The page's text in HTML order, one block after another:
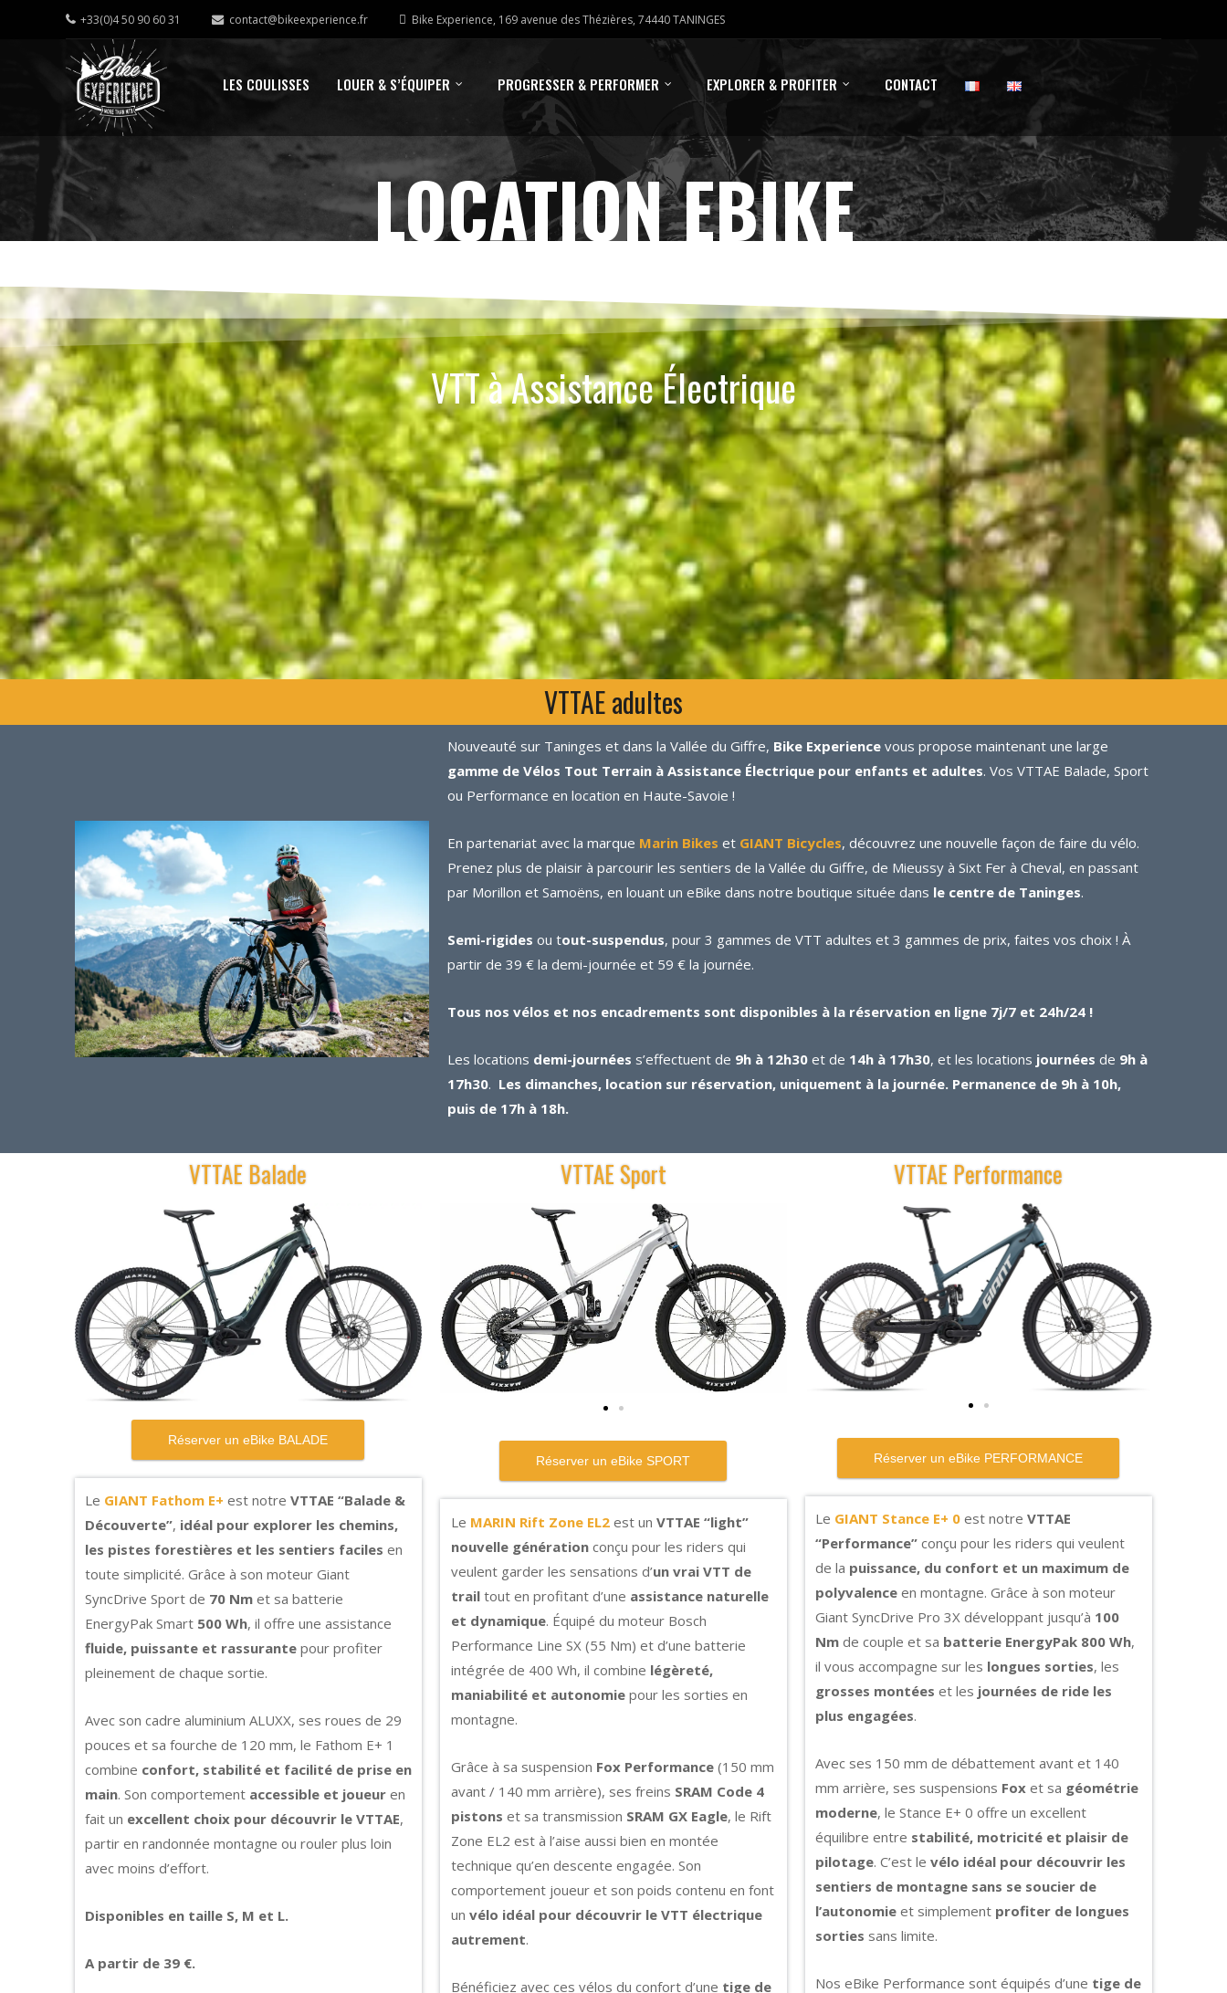
+33(0)4 50 90 60 31 contact@bikeexperience.fr Bike Experience, 169 avenue des Thézières, 74440 TANINGES
LES COULISSES LOUER & S’ÉQUIPER PROGRESSER & PERFORMER EXPLORER & PROFITER CONTACT
LOCATION EBIKE
VTT à Assistance Électrique
VTTAE adultes
Nouveauté sur Taninges et dans la Vallée du Giffre, Bike Experience vous propose maintenant une large
gamme de Vélos Tout Terrain à Assistance Électrique pour enfants et adultes. Vos VTTAE Balade, Sport
ou Performance en location en Haute-Savoie !
En partenariat avec la marque Marin Bikes et GIANT Bicycles, découvrez une nouvelle façon de faire du vélo.
Prenez plus de plaisir à parcourir les sentiers de la Vallée du Giffre, de Mieussy à Sixt Fer à Cheval, en passant
par Morillon et Samoëns, en louant un eBike dans notre boutique située dans le centre de Taninges.
Semi-rigides ou tout-suspendus, pour 3 gammes de VTT adultes et 3 gammes de prix, faites vos choix ! À
partir de 39 € la demi-journée et 59 € la journée.
Tous nos vélos et nos encadrements sont disponibles à la réservation en ligne 7j/7 et 24h/24 !
Les locations demi-journées s’effectuent de 9h à 12h30 et de 14h à 17h30, et les locations journées de 9h à
17h30. Les dimanches, location sur réservation, uniquement à la journée. Permanence de 9h à 10h,
puis de 17h à 18h.
VTTAE Balade
Le GIANT Fathom E+ est notre VTTAE “Balade &
Découverte”, idéal pour explorer les chemins,
les pistes forestières et les sentiers faciles en
toute simplicité. Grâce à son moteur Giant
SyncDrive Sport de 70 Nm et sa batterie
EnergyPak Smart 500 Wh, il offre une assistance
fluide, puissante et rassurante pour profiter
pleinement de chaque sortie.
Avec son cadre aluminium ALUXX, ses roues de 29
pouces et sa fourche de 120 mm, le Fathom E+ 1
combine confort, stabilité et facilité de prise en
main. Son comportement accessible et joueur en
fait un excellent choix pour découvrir le VTTAE,
partir en randonnée montagne ou rouler plus loin
avec moins d’effort.
Disponibles en taille S, M et L.
A partir de 39 €.
VTTAE Sport
Le MARIN Rift Zone EL2est un VTTAE “light”
nouvelle générationconçu pour les riders qui
veulent garder les sensations d’un vrai VTT de
trailtout en profitant d’une assistance naturelle
et dynamique. Équipé du moteur Bosch
Performance Line SX (55 Nm) et d’une batterie
intégrée de 400 Wh, il combine légèreté,
maniabilité et autonomiepour les sorties en
montagne.
Grâce à sa suspension Fox Performance(150 mm
avant / 140 mm arrière), ses freins SRAM Code 4
pistons et sa transmission SRAM GX Eagle, le Rift
Zone EL2 est à l’aise aussi bien en montée
technique qu’en descente engagée. Son
comportement joueur et son poids contenu en font
un vélo idéal pour découvrir le VTT électrique
autrement.
Bénéficiez avec ces vélos du confort d’une tige de
VTTAE Performance
Le GIANT Stance E+ 0est notre VTTAE
“Performance”conçu pour les riders qui veulent
de la puissance, du confort et un maximum de
polyvalenceen montagne. Grâce à son moteur
Giant SyncDrive Pro 3X développant jusqu’à 100
Nmde couple et sa batterie EnergyPak 800 Wh,
il vous accompagne sur les longues sorties, les
grosses montées et les journées de ride les
plus engagées.
Avec ses 150 mm de débattement avant et 140
mm arrière, ses suspensions Foxet sa géométrie
moderne, le Stance E+ 0 offre un excellent
équilibre entre stabilité, motricité et plaisir de
pilotage. C’est le vélo idéal pour découvrir les
sentiers de montagne sans se soucier de
l’autonomieet simplement profiter de longues
sorties sans limite.
Nos eBike Performance sont équipés d’une tige de